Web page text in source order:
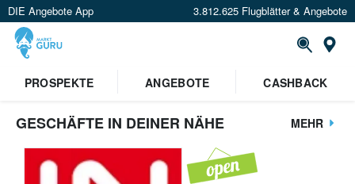
DIE Angebote App 3.812.625 Flugblätter & Angebote
PROSPEKTE
ANGEBOTE CASHBACK
GESCHÄFTE IN DEINER NÄHE MEHR